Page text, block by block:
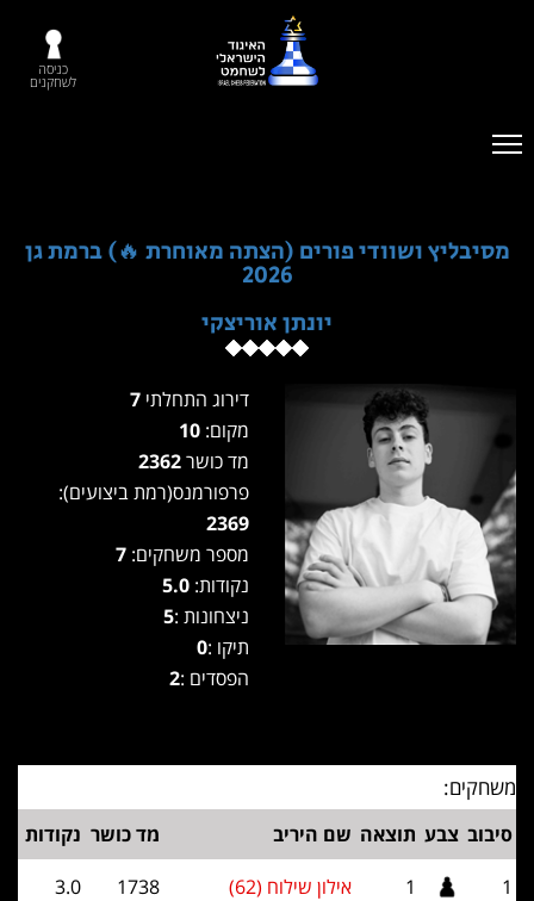
כניסה
לשחקנים
מסיבליץ ושוודי פורים (הצתה מאוחרת 🔥) ברמת גן
2026
יונתן אוריצקי
דירוג התחלתי
מקום:
מד כושר
פרפורמנס(רמת ביצועים):
2369
מספר משחקים:
נקודות: 5.0
ניצחונות :5
תיקו :0
הפסדים :2
משחקים:
סיבוב צבע תוצאה שם היריב מד כושר נקודות
1
1 אילון שילוח (62) 1738
3.0